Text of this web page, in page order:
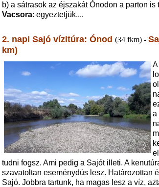
b) a sátrasok az éjszakát Ónodon a parton
Vacsora: egyeztetjük....
2. napi Sajó vízitúra: Ónod (34 fkm) -
km)
a
tudni fogsz. Ami pedig a Sajót illeti. A
szavatoltan eseménydús lesz. Határozottan
Sajó. Jobbra tartunk, ha magas lesz a víz,